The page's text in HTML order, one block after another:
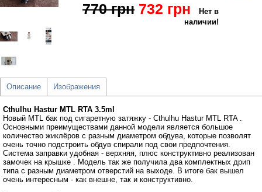
770 грн 732 грн
Нет в
наличии!
Описание Изображения
Cthulhu Hastur MTL RTA 3.5ml
Новый MTL бак под сигаретную затяжку - Cthulhu Hastur MTL RTA .
Основными преимуществами данной модели является большое
количество жиклёров с разным диаметром обдува, которые позволят
очень точно подстроить обдув спирали под свои предпочтения.
Система заправки удобная - верхняя, плюс конструктивно реализован
замочек на крышке . Модель так же получила два комплектных дрип
типа с разным диаметром отверстий на выходе. В итоге бак вышел
очень интересным - как внешне, так и конструктивно.